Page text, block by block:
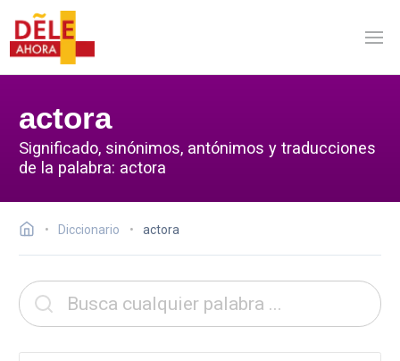
actora
Significado, sinónimos, antónimos y traducciones
de la palabra: actora
Diccionario actora